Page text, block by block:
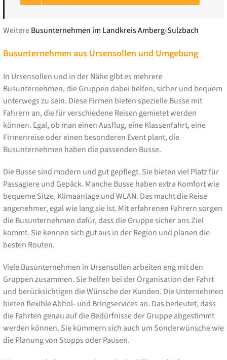
WeitereBusunternehmen im Landkreis Amberg-Sulzbach
Busunternehmen aus Ursensollen und Umgebung
In Ursensollen und in der Nähe gibt es mehrere
Busunternehmen, die Gruppen dabei helfen, sicher und bequem
unterwegs zu sein. Diese Firmen bieten spezielle Busse mit
Fahrern an, die für verschiedene Reisen gemietet werden
können. Egal, ob man einen Ausflug, eine Klassenfahrt, eine
Firmenreise oder einen besonderen Event plant, die
Busunternehmen haben die passenden Busse.
Die Busse sind modern und gut gepflegt. Sie bieten viel Platz für
Passagiere und Gepäck. Manche Busse haben extra Komfort wie
bequeme Sitze, Klimaanlage und WLAN. Das macht die Reise
angenehmer, egal wie lang sie ist. Mit erfahrenen Fahrern sorgen
die Busunternehmen dafür, dass die Gruppe sicher ans Ziel
kommt. Sie kennen sich gut aus in der Region und planen die
besten Routen.
Viele Busunternehmen in Ursensollen arbeiten eng mit den
Gruppen zusammen. Sie helfen bei der Organisation der Fahrt
und berücksichtigen die Wünsche der Kunden. Die Unternehmen
bieten flexible Abhol- und Bringservices an. Das bedeutet, dass
die Fahrten genau auf die Bedürfnisse der Gruppe abgestimmt
werden können. Sie kümmern sich auch um Sonderwünsche wie
die Planung von Stopps oder Pausen.